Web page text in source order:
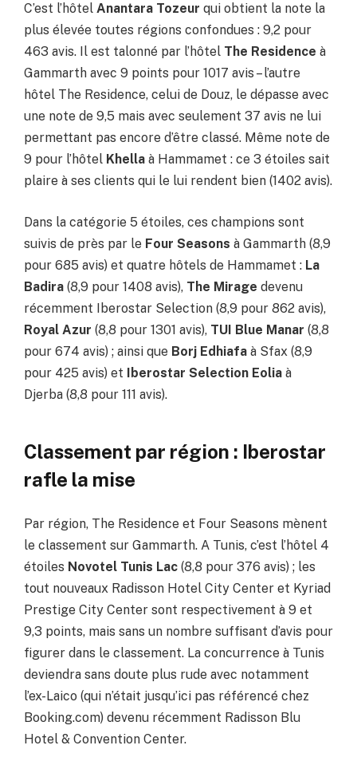
C’est l’hôtel Anantara Tozeur qui obtient la note la
plus élevée toutes régions confondues : 9,2 pour
463 avis. Il est talonné par l’hôtel The Residence à
Gammarth avec 9 points pour 1017 avis – l’autre
hôtel The Residence, celui de Douz, le dépasse avec
une note de 9,5 mais avec seulement 37 avis ne lui
permettant pas encore d’être classé. Même note de
9 pour l’hôtel Khella à Hammamet : ce 3 étoiles sait
plaire à ses clients qui le lui rendent bien (1402 avis).
Dans la catégorie 5 étoiles, ces champions sont
suivis de près par le Four Seasons à Gammarth (8,9
pour 685 avis) et quatre hôtels de Hammamet : La
Badira (8,9 pour 1408 avis), The Mirage devenu
récemment Iberostar Selection (8,9 pour 862 avis),
Royal Azur (8,8 pour 1301 avis), TUI Blue Manar (8,8
pour 674 avis) ; ainsi que Borj Edhiafa à Sfax (8,9
pour 425 avis) et Iberostar Selection Eolia à
Djerba (8,8 pour 111 avis).
Classement par région : Iberostar
rafle la mise
Par région, The Residence et Four Seasons mènent
le classement sur Gammarth. A Tunis, c’est l’hôtel 4
étoiles Novotel Tunis Lac (8,8 pour 376 avis) ; les
tout nouveaux Radisson Hotel City Center et Kyriad
Prestige City Center sont respectivement à 9 et
9,3 points, mais sans un nombre suffisant d’avis pour
figurer dans le classement. La concurrence à Tunis
deviendra sans doute plus rude avec notamment
l’ex-Laico (qui n’était jusqu’ici pas référencé chez
Booking.com) devenu récemment Radisson Blu
Hotel & Convention Center.